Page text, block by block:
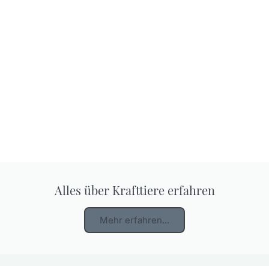
Alles über Krafttiere erfahren
Mehr erfahren...